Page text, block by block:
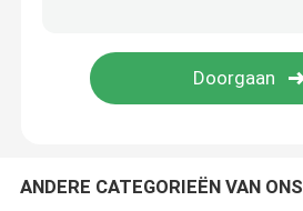
Juwelen 3D Printer
3D de Harsprinter van SLA
ANDERE CATEGORIEËN VAN ONS